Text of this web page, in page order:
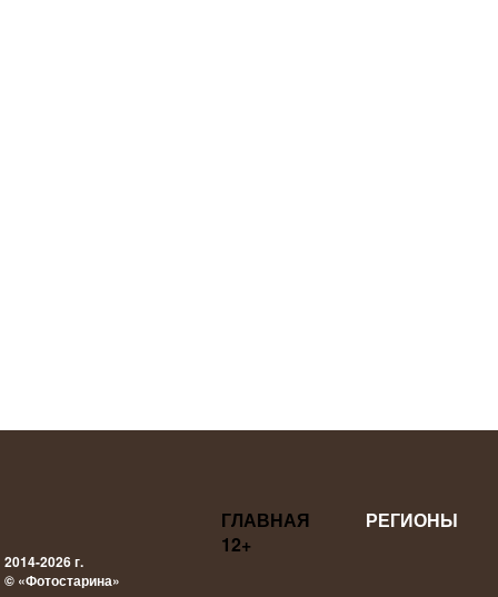
2014-2026 г.
© «Фотостарина»
ГЛАВНАЯ
РЕГИОНЫ
12+